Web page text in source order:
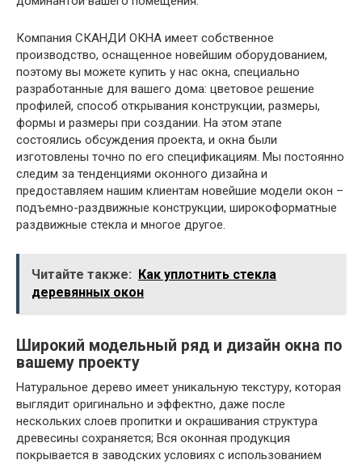
Компания СКАНДИ ОКНА имеет собственное
производство, оснащенное новейшим оборудованием,
поэтому вы можете купить у нас окна, специально
разработанные для вашего дома: цветовое решение
профилей, способ открывания конструкции, размеры,
формы и размеры при создании. На этом этапе
состоялись обсуждения проекта, и окна были
изготовлены точно по его спецификациям. Мы постоянно
следим за тенденциями оконного дизайна и
предоставляем нашим клиентам новейшие модели окон –
подъемно-раздвижные конструкции, широкоформатные
раздвижные стекла и многое другое.
Читайте также: Как уплотнить стекла
деревянных окон
Широкий модельный ряд и дизайн окна по
вашему проекту
Натуральное дерево имеет уникальную текстуру, которая
выглядит оригинально и эффектно, даже после
нескольких слоев пропитки и окрашивания структура
древесины сохраняется; Вся оконная продукция
покрывается в заводских условиях с использованием